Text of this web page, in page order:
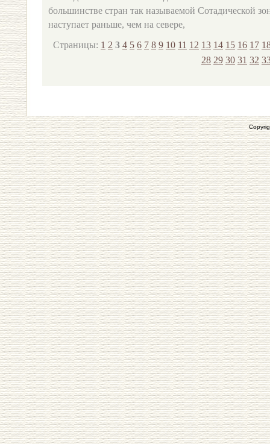
большинстве стран так называемой Сотадической
наступает раньше, чем на севере,
Страницы: 1 2 3 4 5 6 7 8 9 10 11 12 13 14 15 16 17
28 29 30 31 32